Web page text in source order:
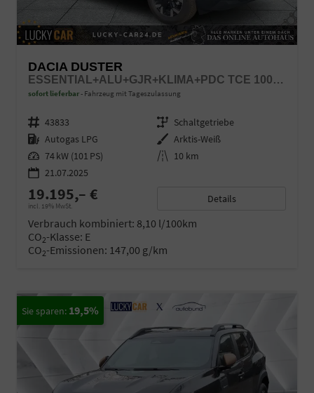
DACIA DUSTER
ESSENTIAL+ALU+GJR+KLIMA+PDC TCE 100 LPG
sofort lieferbar Fahrzeug mit Tageszulassung
Fahrzeugnr. 43833 Getriebe Schaltgetriebe
Kraftstoff Autogas LPG Außenfarbe Arktis-Weiß
Leistung 74 kW (101 PS) Kilometerstand 10 km
21.07.2025
19.195,– €
incl. 19% MwSt.
Details
Verbrauch kombiniert: 8,10 l/100km
CO2-Klasse: E
CO2-Emissionen: 147,00 g/km
19,5%